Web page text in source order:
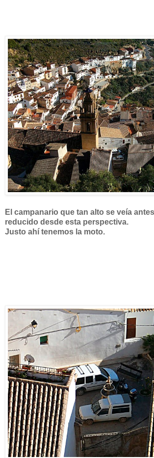
El campanario que tan alto se veía
reducido desde esta perspectiva.
Justo ahí tenemos la moto.